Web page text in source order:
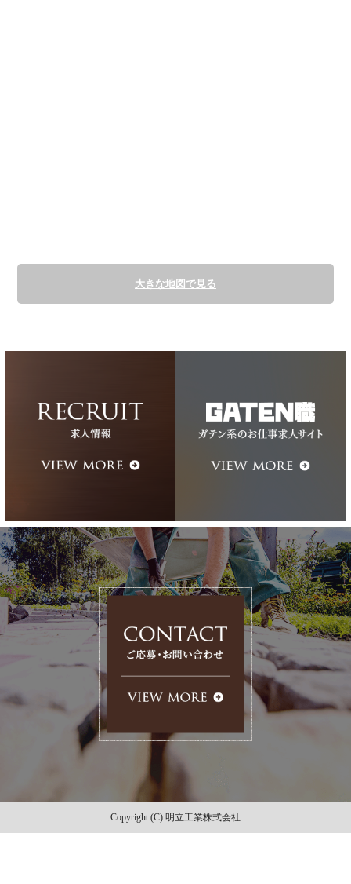
大きな地図で見る
Copyright (C) 明立工業株式会社